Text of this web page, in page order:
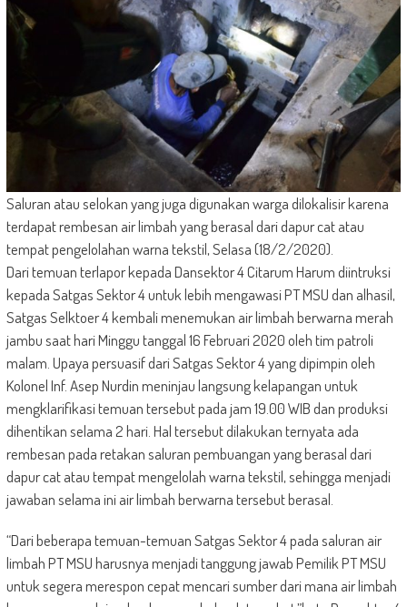
Saluran atau selokan yang juga digunakan warga dilokalisir karena
terdapat rembesan air limbah yang berasal dari dapur cat atau
tempat pengelolahan warna tekstil, Selasa (18/2/2020).
Dari temuan terlapor kepada Dansektor 4 Citarum Harum diintruksi
kepada Satgas Sektor 4 untuk lebih mengawasi PT MSU dan alhasil,
Satgas Selktoer 4 kembali menemukan air limbah berwarna merah
jambu saat hari Minggu tanggal 16 Februari 2020 oleh tim patroli
malam. Upaya persuasif dari Satgas Sektor 4 yang dipimpin oleh
Kolonel Inf. Asep Nurdin meninjau langsung kelapangan untuk
mengklarifikasi temuan tersebut pada jam 19.00 WIB dan produksi
dihentikan selama 2 hari. Hal tersebut dilakukan ternyata ada
rembesan pada retakan saluran pembuangan yang berasal dari
dapur cat atau tempat mengelolah warna tekstil, sehingga menjadi
jawaban selama ini air limbah berwarna tersebut berasal.
“Dari beberapa temuan-temuan Satgas Sektor 4 pada saluran air
limbah PT MSU harusnya menjadi tanggung jawab Pemilik PT MSU
untuk segera merespon cepat mencari sumber dari mana air limbah